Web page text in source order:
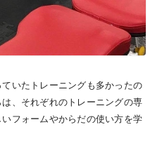
いたトレーニングも多かったの
、それぞれのトレーニングの専
フォームやからだの使い方を学